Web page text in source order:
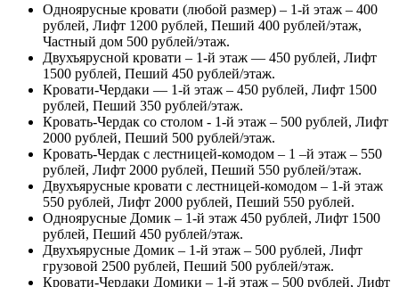
Одноярусные кровати (любой размер) – 1-й этаж – 400
рублей, Лифт 1200 рублей, Пеший 400 рублей/этаж,
Частный дом 500 рублей/этаж.
Двухъярусной кровати – 1-й этаж — 450 рублей, Лифт
1500 рублей, Пеший 450 рублей/этаж.
Кровати-Чердаки — 1-й этаж – 450 рублей, Лифт 1500
рублей, Пеший 350 рублей/этаж.
Кровать-Чердак со столом - 1-й этаж – 500 рублей, Лифт
2000 рублей, Пеший 500 рублей/этаж.
Кровать-Чердак с лестницей-комодом – 1 –й этаж – 550
рублей, Лифт 2000 рублей, Пеший 550 рублей/этаж.
Двухъярусные кровати с лестницей-комодом – 1-й этаж
550 рублей, Лифт 2000 рублей, Пеший 550 рублей.
Одноярусные Домик – 1-й этаж 450 рублей, Лифт 1500
рублей, Пеший 450 рублей/этаж.
Двухъярусные Домик – 1-й этаж – 500 рублей, Лифт
грузовой 2500 рублей, Пеший 500 рублей/этаж.
Кровати-Чердаки Домики – 1-й этаж – 500 рублей, Лифт